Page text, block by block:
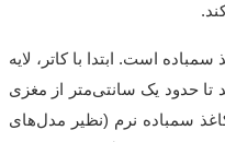
است. ابتدا با کاتر، لایه
تا حدود یک سانتی‌متر از مغزی
سمباده نرم (نظیر مدل‌های